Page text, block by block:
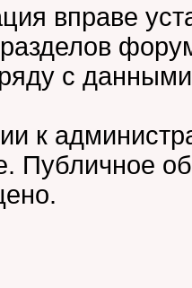
вправе
с
к
Публичное